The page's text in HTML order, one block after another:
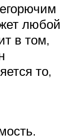
любой
в том,
то,